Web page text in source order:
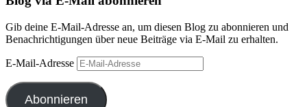
Gib deine E-Mail-Adresse an, um diesen Blog zu abonnieren und
Benachrichtigungen über neue Beiträge via E-Mail zu erhalten.
E-Mail-Adresse
Abonnieren